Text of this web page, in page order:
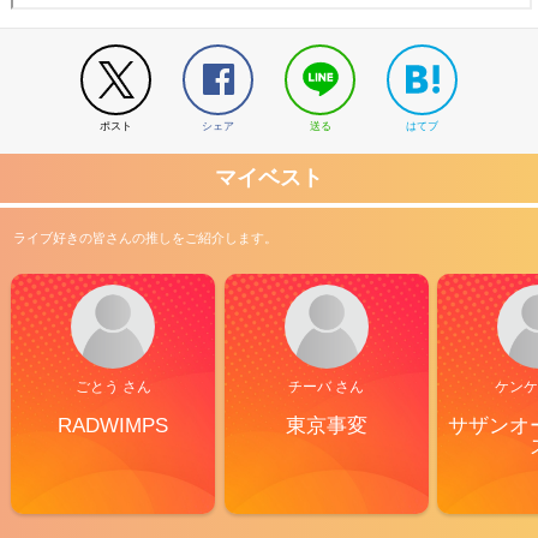
ポスト シェア 送る はてブ
マイベスト
ライブ好きの皆さんの推しをご紹介します。
ごとう さん
RADWIMPS
チーバ さん
東京事変
ケン
サザンオ